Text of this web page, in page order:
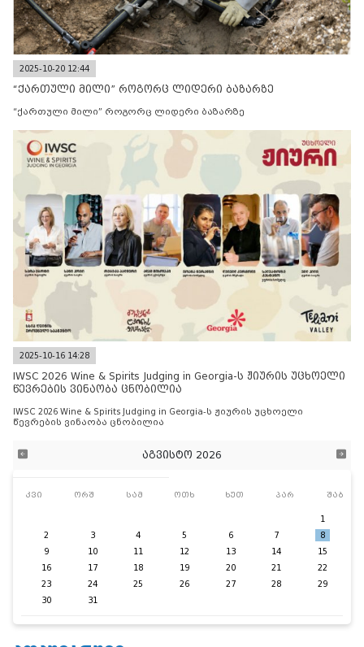
2025-10-20 12:44
“ქართული მილი” როგორც ლიდერი ბაზარზე
“ქართული მილი” როგორც ლიდერი ბაზარზე
2025-10-16 14:28
IWSC 2026 Wine & Spirits Judging in Georgia-ს ჟიურის უცხოელი
წევრების ვინაობა ცნობილია
IWSC 2026 Wine & Spirits Judging in Georgia-ს ჟიურის უცხოელი
წევრების ვინაობა ცნობილია
აგვისტო 2026
კვი ორშ სამ ოთხ ხუთ პარ შაბ
1
2
3 4 5 6 7
8
9
10 11 12 13 14
15
16
17 18 19 20 21
22
23
24 25 26 27 28
29
30
31